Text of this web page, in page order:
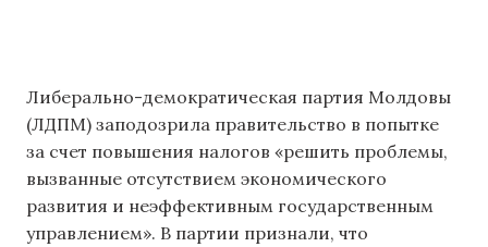
Либерально-демократическая партия Молдовы
(ЛДПМ) заподозрила правительство в попытке
за счет повышения налогов «решить проблемы,
вызванные отсутствием экономического
развития и неэффективным государственным
управлением». В партии признали, что